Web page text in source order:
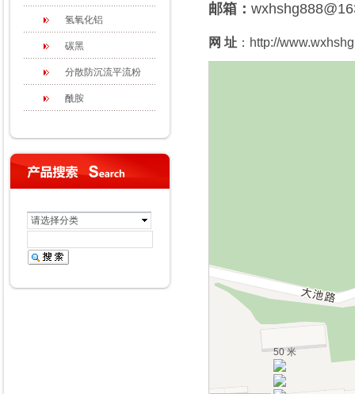
氢氧化铝
碳黑
分散防沉流平流粉
酰胺
请选择分类
邮箱：
网 址 ：http://
50 米